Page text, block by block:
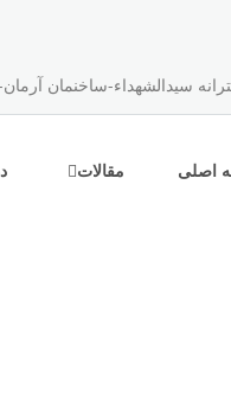
ساخنمان آرمان-پلاک ۴۹-طبقه
اصلی مقالات